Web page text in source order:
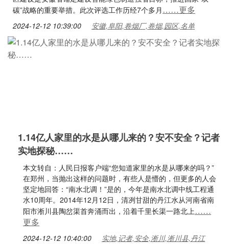
碳”战略的重要举措。此次评选工作历经7个多月 ……更多
2024-12-12 10:39:00 安徽,阜阳,卷烟厂,卷烟,园区,名单
1.14亿人家里的水是从哪儿来的？安不安全？记者
实地探秘……
本文转自：人民日报客户端“您知道家里的水是从哪来的吗？”
在郑州，当抛出这样的问题时，有些人是懵的，但更多的人会
坚定地回答：“南水北调！”是的，今年是南水北调中线工程通
水10周年。2014年12月12日，清冽甘甜的丹江水从河南省南
阳市淅川县陶岔渠首奔涌而出，沿着千里长渠一路北上……
更多
2024-12-12 10:40:00 实地,记者,安全,淅川,淅川县,丹江